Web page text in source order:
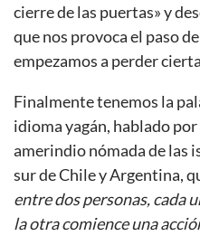
cierre de las puertas» y
que nos provoca el paso
empezamos a perder
Finalmente tenemos la
idioma yagán, hablado
amerindio nómada de las
sur de Chile y Argentina,
entre dos personas, cada
la otra comience una